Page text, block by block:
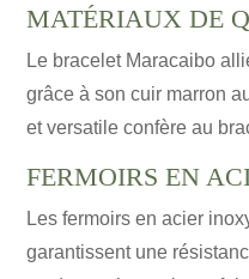
MATÉRIAUX DE
Le bracelet Maracaibo
grâce à son cuir marron
et versatile confère au
FERMOIRS EN
Les fermoirs en acier
garantissent une